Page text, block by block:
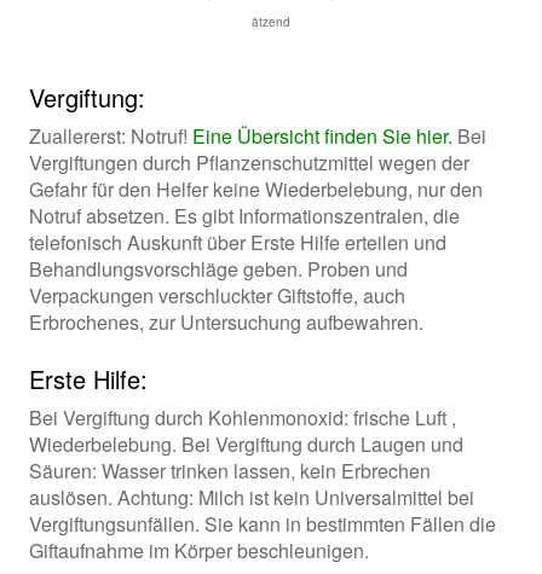
ätzend
Vergiftung:
Zuallererst: Notruf! Eine Übersicht finden Sie hier. Bei
Vergiftungen durch Pflanzenschutzmittel wegen der
Gefahr für den Helfer keine Wiederbelebung, nur den
Notruf absetzen. Es gibt Informationszentralen, die
telefonisch Auskunft über Erste Hilfe erteilen und
Behandlungsvorschläge geben. Proben und
Verpackungen verschluckter Giftstoffe, auch
Erbrochenes, zur Untersuchung aufbewahren.
Erste Hilfe:
Bei Vergiftung durch Kohlenmonoxid: frische Luft ,
Wiederbelebung. Bei Vergiftung durch Laugen und
Säuren: Wasser trinken lassen, kein Erbrechen
auslösen. Achtung: Milch ist kein Universalmittel bei
Vergiftungsunfällen. Sie kann in bestimmten Fällen die
Giftaufnahme im Körper beschleunigen.